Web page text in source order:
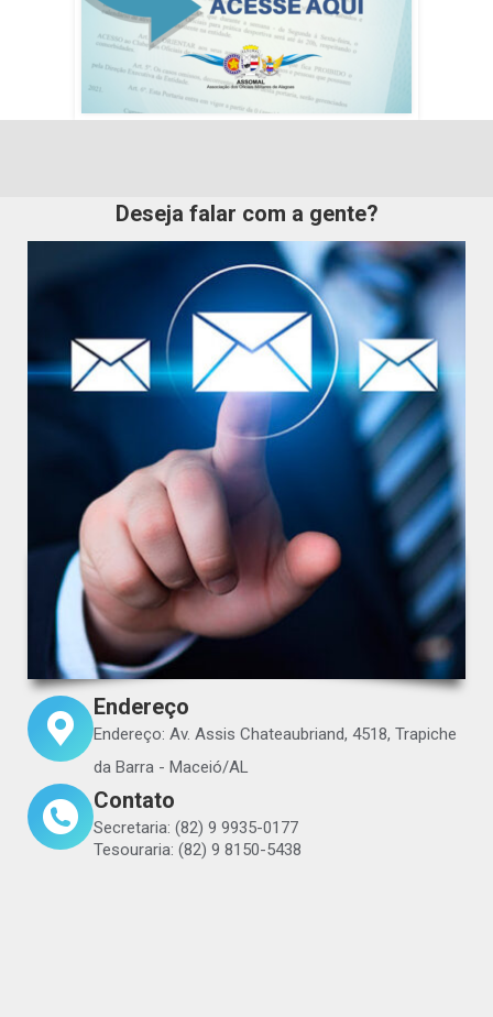
Deseja falar com a gente?
Endereço
Endereço: Av. Assis Chateaubriand, 4518, Trapiche
da Barra - Maceió/AL
Contato
Secretaria: (82) 9 9935-0177
Tesouraria: (82) 9 8150-5438